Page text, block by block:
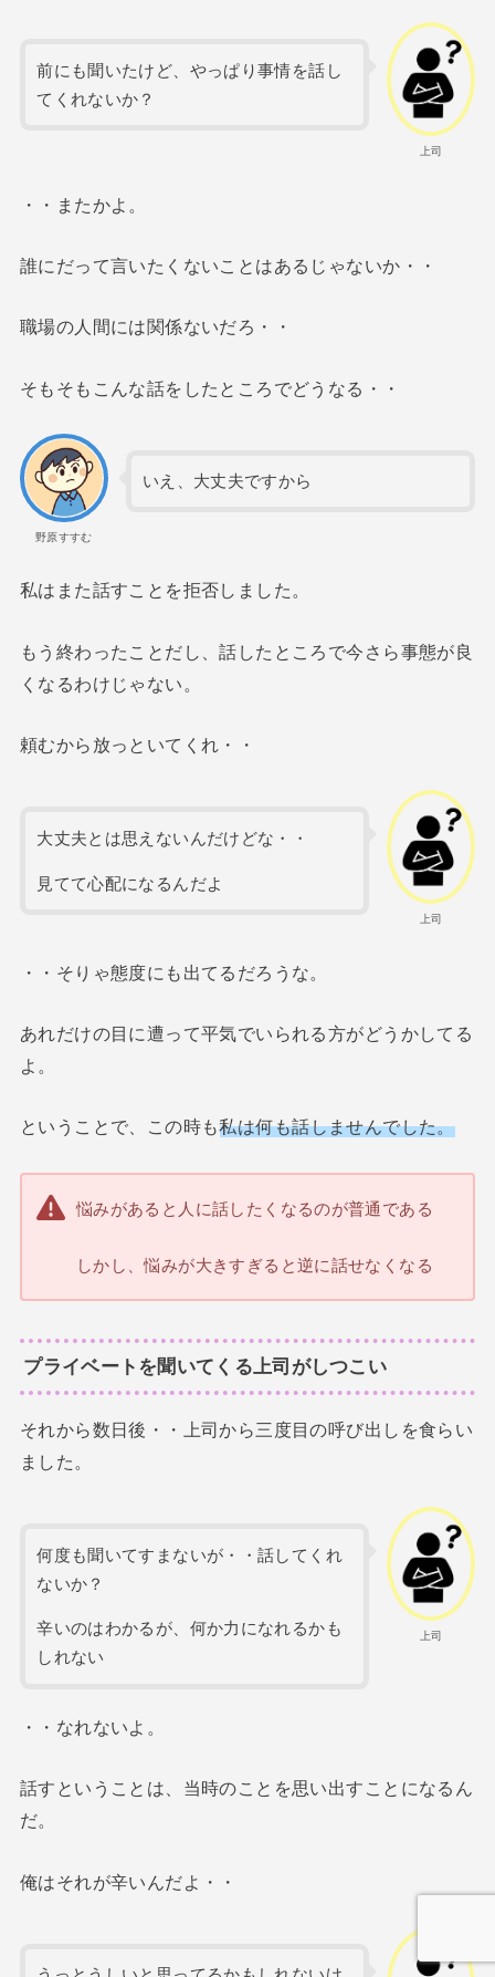
上司
前にも聞いたけど、やっぱり事情を話し
てくれないか？
・・またかよ。
誰にだって言いたくないことはあるじゃないか・・
職場の人間には関係ないだろ・・
そもそもこんな話をしたところでどうなる・・
野原すすむ
いえ、大丈夫ですから
私はまた話すことを拒否しました。
もう終わったことだし、話したところで今さら事態が良
くなるわけじゃない。
頼むから放っといてくれ・・
上司
大丈夫とは思えないんだけどな・・
見てて心配になるんだよ
・・そりゃ態度にも出てるだろうな。
あれだけの目に遭って平気でいられる方がどうかしてる
よ。
ということで、この時も私は何も話しませんでした。
悩みがあると人に話したくなるのが普通である
しかし、悩みが大きすぎると逆に話せなくなる
プライベートを聞いてくる上司がしつこい
それから数日後・・上司から三度目の呼び出しを食らい
ました。
上司
何度も聞いてすまないが・・話してくれ
ないか？
辛いのはわかるが、何か力になれるかも
しれない
・・なれないよ。
話すということは、当時のことを思い出すことになるん
だ。
俺はそれが辛いんだよ・・